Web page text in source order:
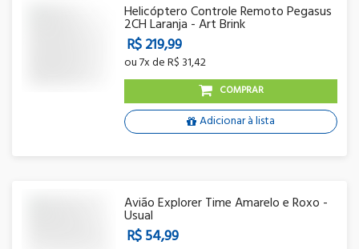
Helicóptero Controle Remoto Pegasus
2CH Laranja - Art Brink
R$ 219,99
ou7xdeR$ 31,42
COMPRAR
Adicionar à lista
Avião Explorer Time Amarelo e Roxo -
Usual
R$ 54,99